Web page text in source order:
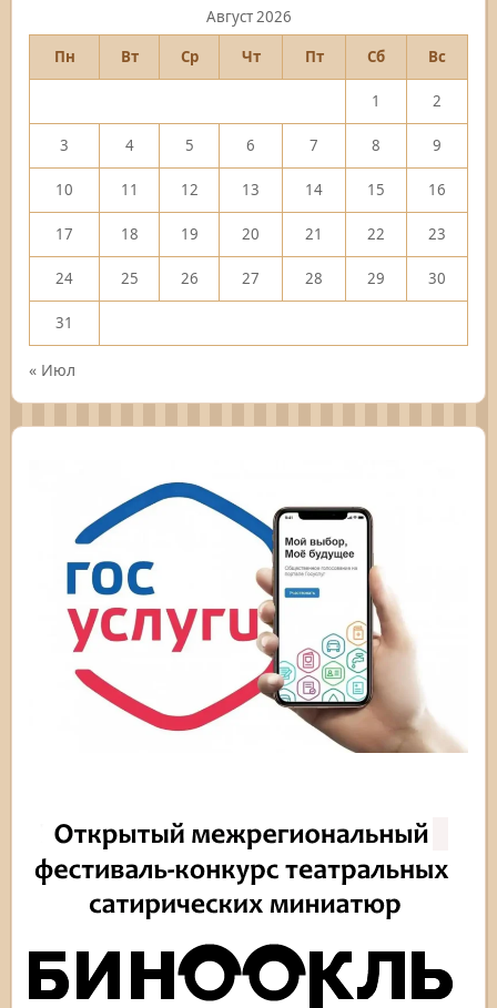
Август 2026
Пн
Вт Ср Чт Пт Сб Вс
1 2
3 4 5 6 7 8 9
10 11 12 13 14 15 16
17 18 19 20 21 22 23
24 25 26 27 28 29 30
31
« Июл